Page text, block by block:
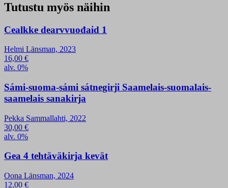
Tutustu myös näihin
Cealkke dearvvuođaid 1
Helmi Länsman, 2023
16,00 €
alv. 0%
Sámi-suoma-sámi sátnegirji Saamelais-suomalais-
saamelais sanakirja
Pekka Sammallahti, 2022
30,00 €
alv. 0%
Gea 4 tehtäväkirja kevät
Oona Länsman, 2024
12,00 €